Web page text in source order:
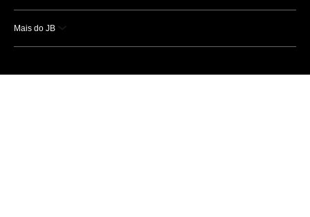
Mais do JB
Esportes